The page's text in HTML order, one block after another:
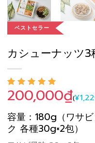
ベストセラー
カシューナッツ3
6
件の利用者評
価に基づく5
ち、5.00点
200,000₫(¥
容量：180g（ワサ
ク 各種30g×2包）